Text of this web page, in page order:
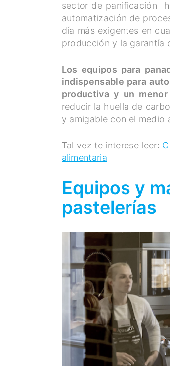
sector de panificación
automatización de
día más exigentes en
producción y la garantía
Los equipos para
indispensable para
productiva y un
reducir la huella de
y amigable con el medio
Tal vez te interese leer:
alimentaria
Equipos y
pastelerías